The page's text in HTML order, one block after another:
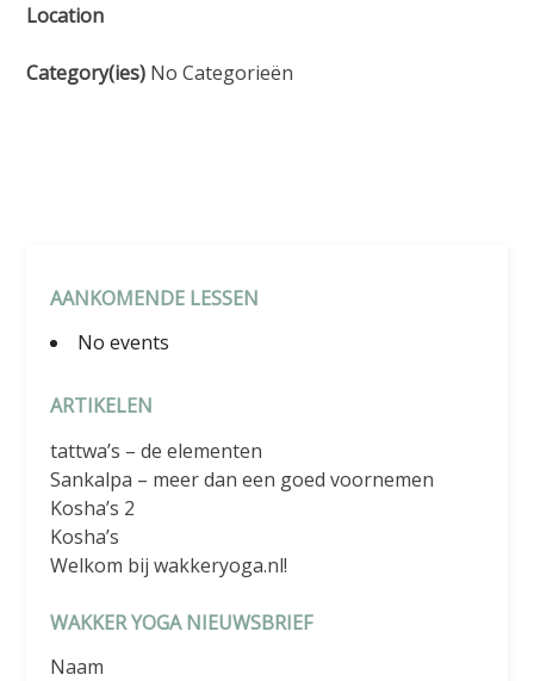
Location
Category(ies) No Categorieën
AANKOMENDE LESSEN
No events
ARTIKELEN
tattwa’s – de elementen
Sankalpa – meer dan een goed voornemen
Kosha’s 2
Kosha’s
Welkom bij wakkeryoga.nl!
WAKKER YOGA NIEUWSBRIEF
Naam